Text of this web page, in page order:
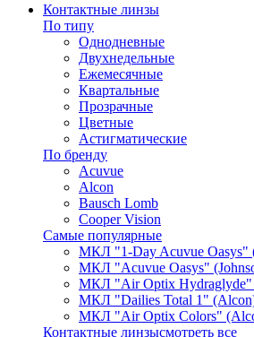
Контактные линзы
По типу
Однодневные
Двухнедельные
Ежемесячные
Квартальные
Прозрачные
Цветные
Астигматические
По бренду
Acuvue
Alcon
Bausch Lomb
Cooper Vision
Самые популярные
МКЛ "1-Day Acuvue Oasys"
МКЛ "Acuvue Oasys"
МКЛ "Air Optix Hydraglyde"
МКЛ "Dailies Total 1"
МКЛ "Air Optix Colors"
Контактные линзысмотреть все